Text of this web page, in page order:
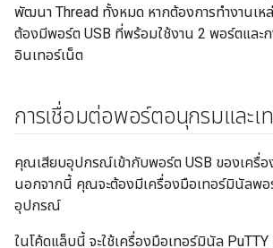
พัฒนา Thread ทั้งหมด หากต้องการทำงานเห
ต้องมีพอร์ต USB ที่พร้อมใช้งาน 2 พอร์ตและก
อินเทอร์เน็ต
การเชื่อมต่อพอร์ตอนุกรมและเ
คุณเสียบอุปกรณ์เข้ากับพอร์ต USB ของเครื่อ
นอกจากนี้ คุณจะต้องมีเครื่องมือเทอร์มินัลพอ
อุปกรณ์
ในโค้ดแล็บนี้ จะใช้เครื่องมือเทอร์มินัล